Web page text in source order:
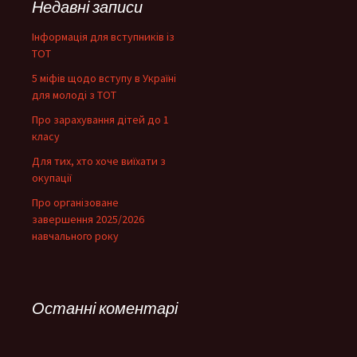
Недавні записи
Інформація для вступників із
ТОТ
5 міфів щодо вступу в Україні
для молоді з ТОТ
Про зарахування дітей до 1
класу
Для тих, хто хоче виїхати з
окупації
Про організоване
завершення 2025/2026
навчального року
Останні коментарі